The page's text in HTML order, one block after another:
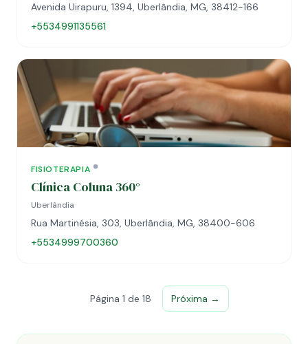
Avenida Uirapuru, 1394, Uberlândia, MG, 38412-166
+5534991135561
FISIOTERAPIA
Clínica Coluna 360°
Uberlândia
Rua Martinésia, 303, Uberlândia, MG, 38400-606
+5534999700360
Página 1 de 18 Próxima →